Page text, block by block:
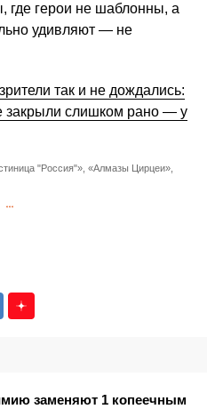
где герои не шаблонны, а
удивляют — не
так и не дождались:
закрыли слишком рано — у
"Россия"», «Алмазы Цирцеи»,
заменяют 1 копеечным